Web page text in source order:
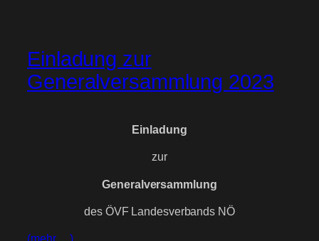
Einladung zur
Generalversammlung 2023
Einladung
zur
Generalversammlung
des ÖVF Landesverbands NÖ
(mehr …)